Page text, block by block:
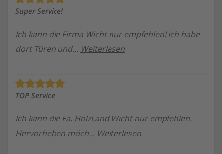
Super Service!
Ich kann die Firma Wicht nur empfehlen! Ich habe
dort Türen und... Weiterlesen
TOP Service
Ich kann die Fa. HolzLand Wicht nur empfehlen.
Hervorheben möch... Weiterlesen